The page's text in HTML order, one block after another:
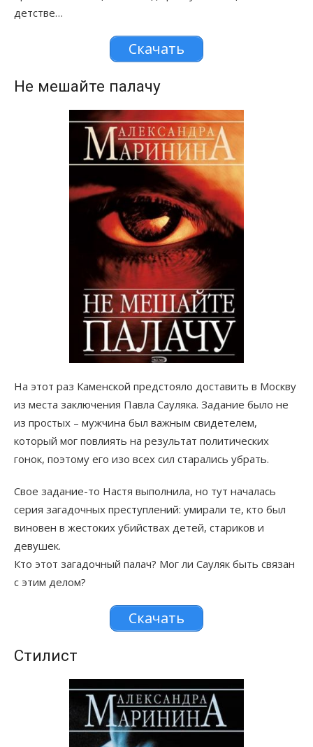
детстве…
Скачать
Не мешайте палачу
На этот раз Каменской предстояло доставить в Москву
из места заключения Павла Сауляка. Задание было не
из простых – мужчина был важным свидетелем,
который мог повлиять на результат политических
гонок, поэтому его изо всех сил старались убрать.
Свое задание-то Настя выполнила, но тут началась
серия загадочных преступлений: умирали те, кто был
виновен в жестоких убийствах детей, стариков и
девушек.
Кто этот загадочный палач? Мог ли Сауляк быть связан
с этим делом?
Скачать
Стилист